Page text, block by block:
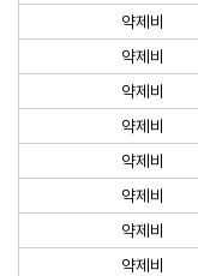
약제비
약제비
약제비
약제비
약제비
약제비
약제비
약제비